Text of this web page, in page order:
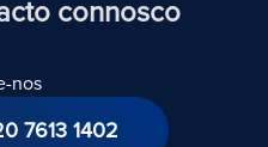
connosco
nos
7613 1402